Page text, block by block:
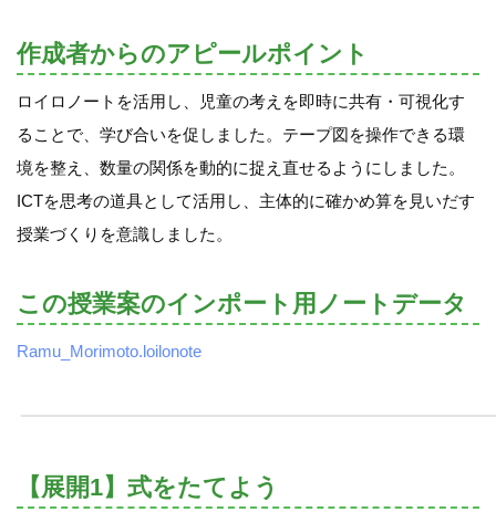
作成者からのアピールポイント
ロイロノートを活用し、児童の考えを即時に共有・可視化す
ることで、学び合いを促しました。テープ図を操作できる環
境を整え、数量の関係を動的に捉え直せるようにしました。
ICTを思考の道具として活用し、主体的に確かめ算を見いだす
授業づくりを意識しました。
この授業案のインポート用ノートデータ
Ramu_Morimoto.loilonote
【展開1】式をたてよう